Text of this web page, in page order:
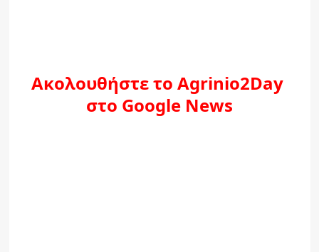
Ακολουθήστε το Agrinio2Day
στο Google News